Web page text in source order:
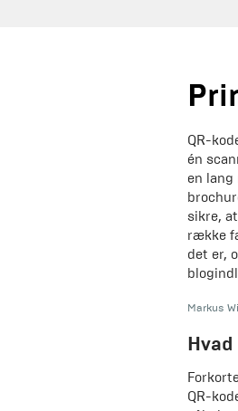
QR-
én
en
sikre,
række
det er,
Markus
QR-